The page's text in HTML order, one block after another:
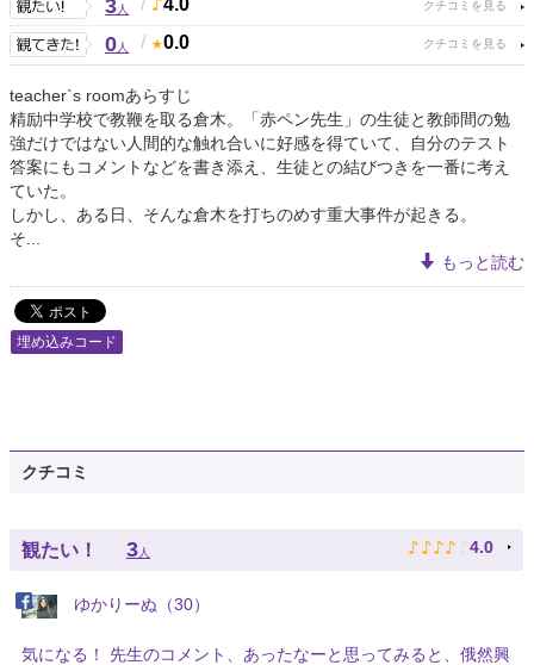
3人 / 4.0
0人 / 0.0
teacher`s roomあらすじ
精励中学校で教鞭を取る倉木。「赤ペン先生」の生徒と教師間の勉
強だけではない人間的な触れ合いに好感を得ていて、自分のテスト
答案にもコメントなどを書き添え、生徒との結びつきを一番に考え
ていた。
しかし、ある日、そんな倉木を打ちのめす重大事件が起きる。
そ...
もっと読む
埋め込みコード
クチコミ
観たい！ 3人 ♪ ♪ ♪ ♪ ♪ 4.0
ゆかりーぬ（30）
気になる！ 先生のコメント、あったなーと思ってみると、俄然興